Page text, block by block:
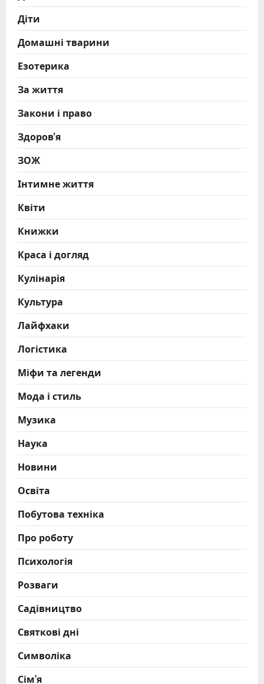
Діти
Домашні тварини
Езотерика
За життя
Закони і право
Здоров'я
ЗОЖ
Інтимне життя
Квіти
Книжки
Краса і догляд
Кулінарія
Культура
Лайфхаки
Логістика
Міфи та легенди
Мода і стиль
Музика
Наука
Новини
Освіта
Побутова техніка
Про роботу
Психологія
Розваги
Садівництво
Святкові дні
Символіка
Сім’я